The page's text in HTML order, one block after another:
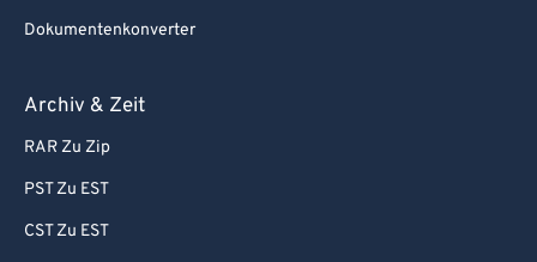
Dokumentenkonverter
Archiv & Zeit
RAR Zu Zip
PST Zu EST
CST Zu EST